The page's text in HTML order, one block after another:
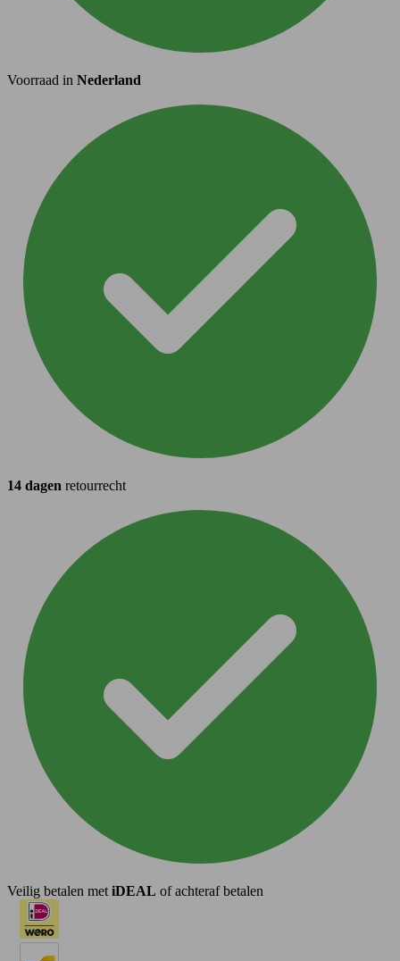
Voorraad in Nederland
14 dagen retourrecht
Veilig betalen met iDEAL of achteraf betalen